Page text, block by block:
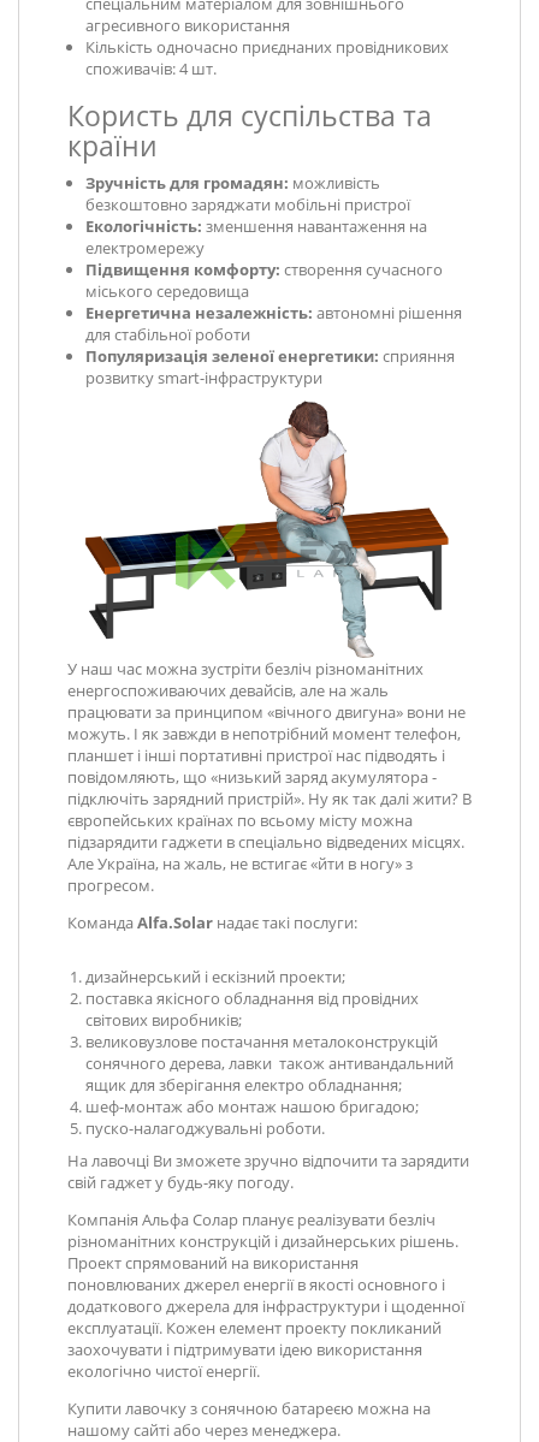
агресивного використання
Кількість одночасно приєднаних провідникових
споживачів: 4 шт.
Користь для суспільства та
країни
Зручність для громадян: можливість
безкоштовно заряджати мобільні пристрої
Екологічність: зменшення навантаження на
електромережу
Підвищення комфорту: створення сучасного
міського середовища
Енергетична незалежність: автономні рішення
для стабільної роботи
Популяризація зеленої енергетики: сприяння
розвитку smart-інфраструктури
У наш час можна зустріти безліч різноманітних
енергоспоживаючих девайсів, але на жаль
працювати за принципом «вічного двигуна» вони не
можуть. І як завжди в непотрібний момент телефон,
планшет і інші портативні пристрої нас підводять і
повідомляють, що «низький заряд акумулятора -
підключіть зарядний пристрій». Ну як так далі жити? В
європейських країнах по всьому місту можна
підзарядити гаджети в спеціально відведених місцях.
Але Україна, на жаль, не встигає «йти в ногу» з
прогресом.
КомандаAlfa.Solar надає такі послуги:
дизайнерський і ескізний проекти;
поставка якісного обладнання від провідних
світових виробників;
великовузлове постачання металоконструкцій
сонячного дерева, лавки також антивандальний
ящик для зберігання електро обладнання;
шеф-монтаж або монтаж нашою бригадою;
пуско-налагоджувальні роботи.
На лавочці Ви зможете зручно відпочити та зарядити
свій гаджет у будь-яку погоду.
Компанія Альфа Солар планує реалізувати безліч
різноманітних конструкцій і дизайнерських рішень.
Проект спрямований на використання
поновлюваних джерел енергії в якості основного і
додаткового джерела для інфраструктури і щоденної
експлуатації. Кожен елемент проекту покликаний
заохочувати і підтримувати ідею використання
екологічно чистої енергії.
Купити лавочку з сонячною батареєю можна на
нашому сайті або через менеджера.